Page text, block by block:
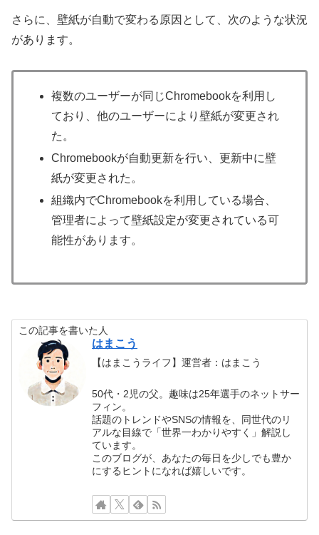
さらに、壁紙が自動で変わる原因として、次のような状況
があります。
複数のユーザーが同じChromebookを利用し
ており、他のユーザーにより壁紙が変更され
た。
Chromebookが自動更新を行い、更新中に壁
紙が変更された。
組織内でChromebookを利用している場合、
管理者によって壁紙設定が変更されている可
能性があります。
この記事を書いた人
はまこう
【はまこうライフ】運営者：はまこう
50代・2児の父。趣味は25年選手のネットサー
フィン。
話題のトレンドやSNSの情報を、同世代のリ
アルな目線で「世界一わかりやすく」解説し
ています。
このブログが、あなたの毎日を少しでも豊か
にするヒントになれば嬉しいです。